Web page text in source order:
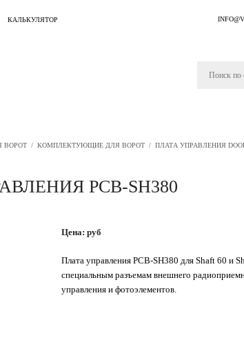
КАЛЬКУЛЯТОР
ВОРОТ / КОМПЛЕКТУЮЩИЕ ДЛЯ ВОРОТ / ПЛАТА УПРАВЛЕНИЯ
PCB-SH380
Цена: руб
Плата управления PCB-SH380 для Shaft 60 и
специальным разъемам внешнего
управления и фотоэлементов.